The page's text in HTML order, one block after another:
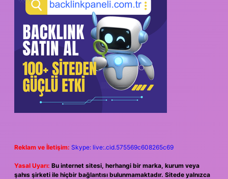
Reklam ve İletişim: Skype: live:.cid.575569c608265c69
Yasal Uyarı: Bu internet sitesi, herhangi bir marka, kurum veya
şahıs şirketi ile hiçbir bağlantısı bulunmamaktadır. Sitede yalnızca